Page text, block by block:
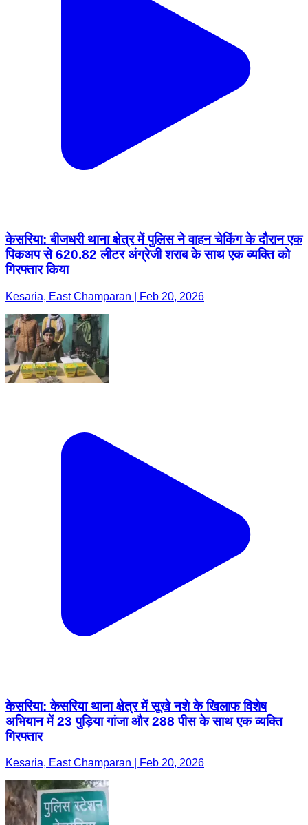
केसरिया: बीजधरी थाना क्षेत्र में पुलिस ने वाहन चेकिंग के दौरान एक
पिकअप से 620.82 लीटर अंग्रेजी शराब के साथ एक व्यक्ति को
गिरफ्तार किया
Kesaria, East Champaran | Feb 20, 2026
केसरिया: केसरिया थाना क्षेत्र में सूखे नशे के खिलाफ विशेष
अभियान में 23 पुड़िया गांजा और 288 पीस के साथ एक व्यक्ति
गिरफ्तार
Kesaria, East Champaran | Feb 20, 2026